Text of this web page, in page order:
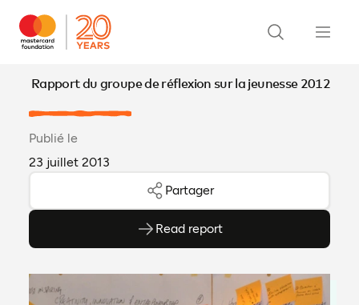
Rapport du groupe de réflexion sur la jeunesse 2012
Publié le
23 juillet 2013
Partager
Read report
(ouvre en PDF)
(ouvre dans un nouvel onglet)